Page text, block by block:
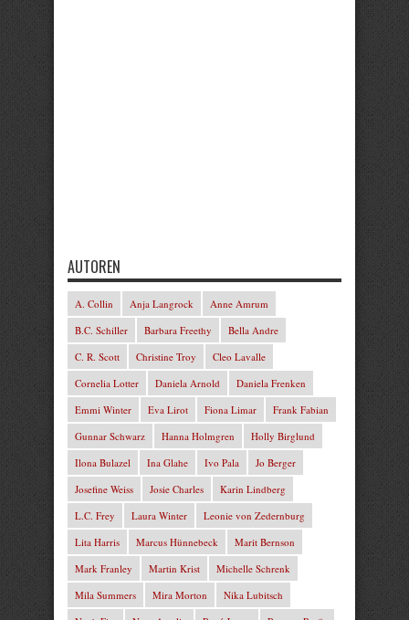
AUTOREN
A. Collin Anja Langrock
Anne Amrum
B.C. Schiller
Barbara Freethy
Bella Andre
C. R. Scott
Christine Troy
Cleo Lavalle
Cornelia Lotter
Daniela Arnold
Daniela Frenken
Emmi Winter
Eva Lirot Fiona Limar
Frank Fabian
Gunnar Schwarz
Hanna Holmgren
Holly Birglund
Ilona Bulazel
Ina Glahe Ivo Pala
Jo Berger
Josefine Weiss
Josie Charles
Karin Lindberg
L.C. Frey
Laura Winter
Leonie von Zedernburg
Lita Harris
Marcus Hünnebeck
Marit Bernson
Mark Franley
Martin Krist
Michelle Schrenk
Mila Summers
Mira Morton
Nika Lubitsch